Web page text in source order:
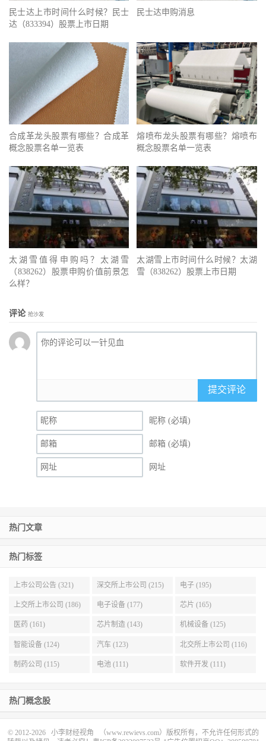
民士达上市时间什么时候？民士
达（833394）股票上市日期
民士达申购消息
合成革龙头股票有哪些？合成革
概念股票名单一览表
熔喷布龙头股票有哪些？熔喷布
概念股票名单一览表
太湖雪值得申购吗？太湖雪
（838262）股票申购价值前景怎
么样？
太湖雪上市时间什么时候？太湖
雪（838262）股票上市日期
评论 抢沙发
提交评论
昵称 (必填)
邮箱 (必填)
网址
热门文章
热门标签
上市公司公告 (321) 深交所上市公司 (215) 电子 (195)
上交所上市公司 (186) 电子设备 (177) 芯片 (165)
医药 (161) 芯片制造 (143) 机械设备 (125)
智能设备 (124) 汽车 (123) 北交所上市公司 (116)
制药公司 (115) 电池 (111) 软件开发 (111)
热门概念股
© 2012-2026 小李财经视角 （www.rewievs.com）版权所有，不允许任何形式的